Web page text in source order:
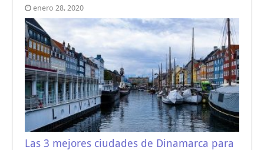
enero 28, 2020
Las 3 mejores ciudades de Dinamarca para